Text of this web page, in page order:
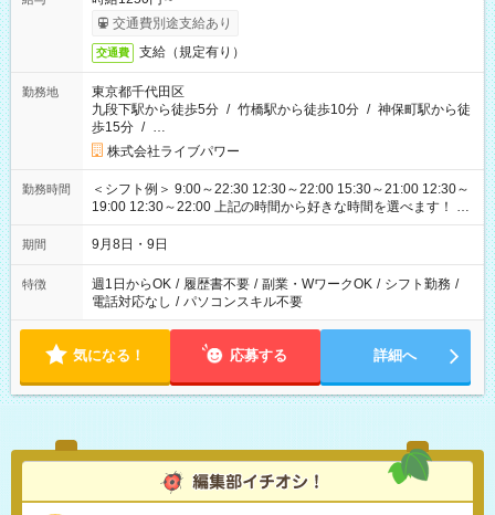
交通費別途支給あり
交通費 支給（規定有り）
勤務地
東京都千代田区
九段下駅から徒歩5分 / 竹橋駅から徒歩10分 / 神保町駅から徒
歩15分 / …
株式会社ライブパワー
勤務時間
＜シフト例＞ 9:00～22:30 12:30～22:00 15:30～21:00 12:30～
19:00 12:30～22:00 上記の時間から好きな時間を選べます！ ※
時間は変更となる可能性があります
期間 9月8日・9日
特徴 週1日からOK / 履歴書不要 / 副業・WワークOK / シフト勤務 /
電話対応なし / パソコンスキル不要
気になる！ 応募する 詳細へ